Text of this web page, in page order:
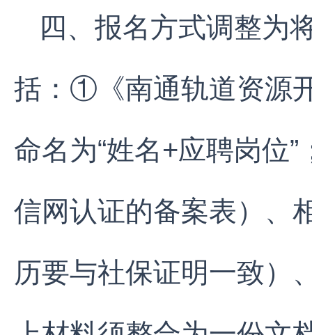
四、报名方式调整为
括：①《南通轨道资源
命名为“姓名+应聘岗位
信网认证的备案表）、
历要与社保证明一致）